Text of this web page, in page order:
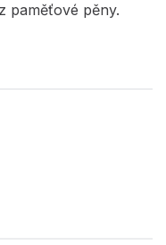
paměťové pěny.